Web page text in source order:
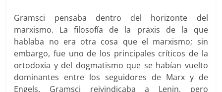
Gramsci pensaba dentro del horizonte del
marxismo. La filosofía de la praxis de la que
hablaba no era otra cosa que el marxismo; sin
embargo, fue uno de los principales críticos de la
ortodoxia y del dogmatismo que se habían vuelto
dominantes entre los seguidores de Marx y de
Engels. Gramsci reivindicaba a Lenin, pero